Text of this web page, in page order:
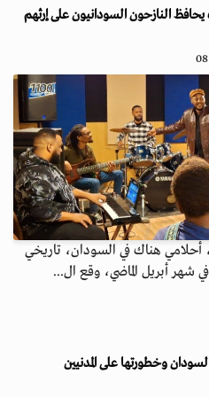
النازحون السودانيون على إرثهم
أحلامي هناك في السودان، تاريخي
شهر أبريل الماضي، وقع ال...
وخطورتها على المدنيين